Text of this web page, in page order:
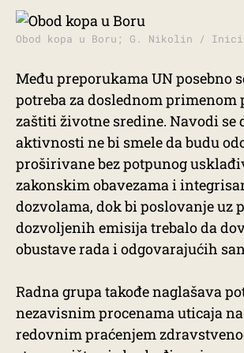
Obod kopa u Boru; G. Nikolin /
Među preporukama UN posebno
potreba za doslednom primenom
zaštiti životne sredine. Navodi se
aktivnosti ne bi smele da budu
proširivane bez potpunog
zakonskim obavezama i
dozvolama, dok bi poslovanje uz
dozvoljenih emisija trebalo da
obustave rada i odgovarajućih
Radna grupa takođe naglašava
nezavisnim procenama uticaja
redovnim praćenjem